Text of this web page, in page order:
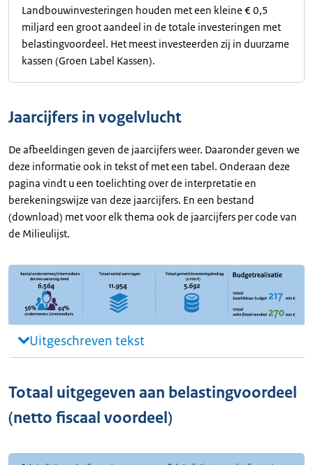
Landbouwinvesteringen houden met een kleine € 0,5
miljard een groot aandeel in de totale investeringen met
belastingvoordeel. Het meest investeerden zij in duurzame
kassen (Groen Label Kassen).
Jaarcijfers in vogelvlucht
De afbeeldingen geven de jaarcijfers weer. Daaronder geven we
deze informatie ook in tekst of met een tabel. Onderaan deze
pagina vindt u een toelichting over de interpretatie en
berekeningswijze van deze jaarcijfers. En een bestand
(download) met voor elk thema ook de jaarcijfers per code van
de Milieulijst.
Uitgeschreven tekst
Totaal uitgegeven aan belastingvoordeel
(netto fiscaal voordeel)